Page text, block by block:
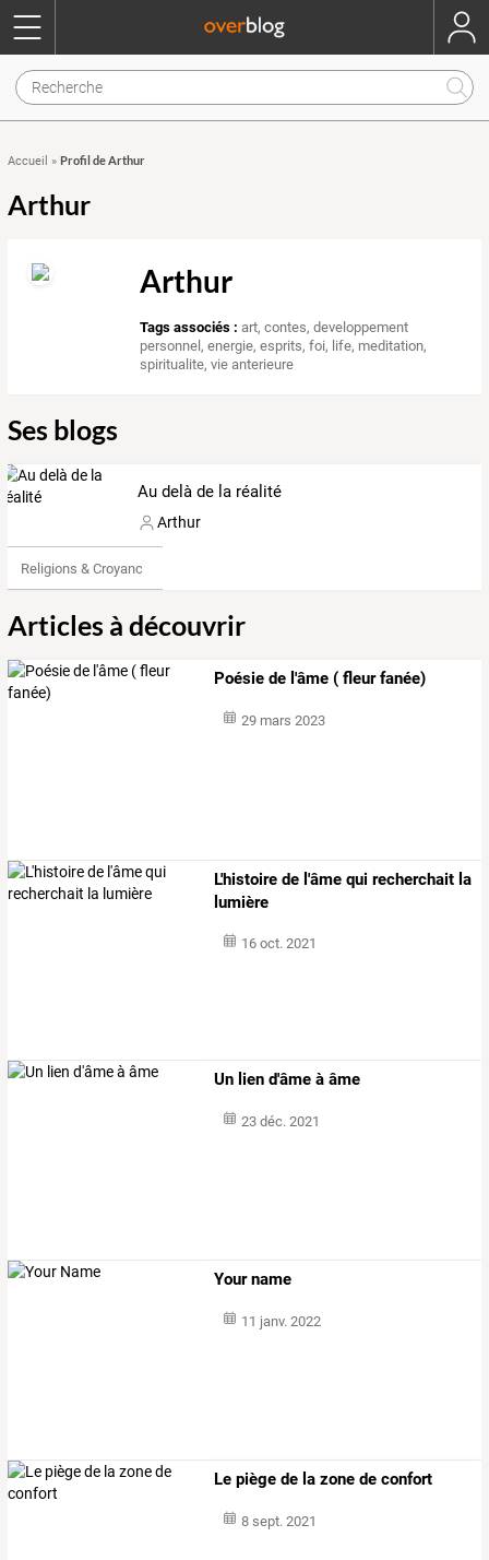
Accueil » Profil de Arthur
Arthur
Arthur
Tags associés : art,contes,developpement
personnel,energie,esprits,foi, life, meditation,
spiritualite,vie anterieure
Ses blogs
Au delà de la réalité
Arthur
Religions & Croyances
Articles à découvrir
Poésie de l'âme ( fleur fanée)
29 mars 2023
L'histoire de l'âme qui recherchait la
lumière
16 oct. 2021
Un lien d'âme à âme
23 déc. 2021
Your name
11 janv. 2022
Le piège de la zone de confort
8 sept. 2021